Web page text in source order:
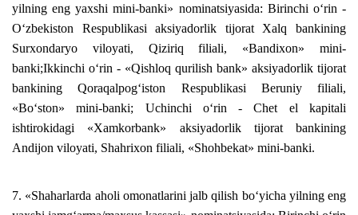
yilning eng yaxshi mini-banki» nominatsiyasida: Birinchi o‘rin -
O‘zbekiston Respublikasi aksiyadorlik tijorat Xalq bankining
Surxondaryo viloyati, Qiziriq filiali, «Bandixon» mini-
banki;Ikkinchi o‘rin - «Qishloq qurilish bank» aksiyadorlik tijorat
bankining Qoraqalpog‘iston Respublikasi Beruniy filiali,
«Bo‘ston» mini-banki; Uchinchi o‘rin - Chet el kapitali
ishtirokidagi «Xamkorbank» aksiyadorlik tijorat bankining
Andijon viloyati, Shahrixon filiali, «Shohbekat» mini-banki.
7. «Shaharlarda aholi omonatlarini jalb qilish bo‘yicha yilning eng